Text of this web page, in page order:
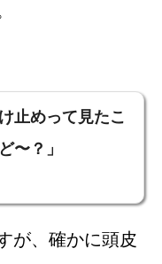
止めって見たこ
〜？」
が、確かに頭皮